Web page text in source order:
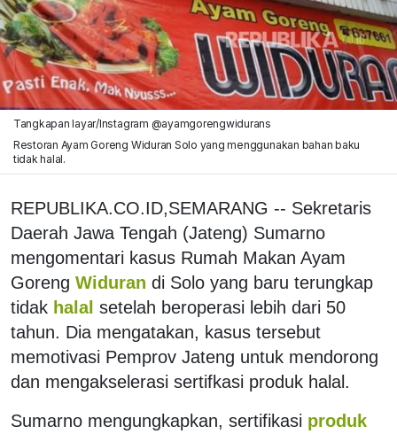
Tangkapan layar/Instagram @ayamgorengwidurans
Restoran Ayam Goreng Widuran Solo yang menggunakan bahan baku
tidak halal.
REPUBLIKA.CO.ID,SEMARANG -- Sekretaris
Daerah Jawa Tengah (Jateng) Sumarno
mengomentari kasus Rumah Makan Ayam
Goreng Widuran di Solo yang baru terungkap
tidak halal setelah beroperasi lebih dari 50
tahun. Dia mengatakan, kasus tersebut
memotivasi Pemprov Jateng untuk mendorong
dan mengakselerasi sertifkasi produk halal.
Sumarno mengungkapkan, sertifikasi produk